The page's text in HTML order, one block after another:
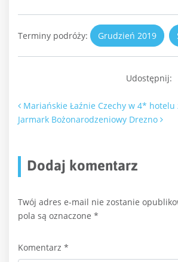
Terminy podróży: Grudzień 2019
Udostępnij:
Nawigacja po
Mariańskie Łaźnie Czechy w 4*
Jarmark Bożonarodzeniowy Drezno
Dodaj komentarz
Twój adres e-mail nie zostanie
pola są oznaczone *
Komentarz *